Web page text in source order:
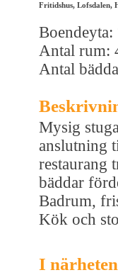
Fritidshus, Lofsdalen,
Boendeyta:
Antal rum:
Antal
Mysig
anslutning
restaurang
bäddar
Badrum,
Kök och
I närheten